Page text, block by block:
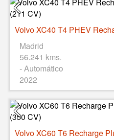
Madrid
56.241 kms.
- Automático
2022